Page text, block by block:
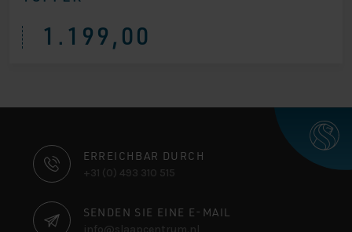
1.199,00
KONTAKTINFORMATIONEN
ERREICHBAR DURCH
+31 (0) 493 310 515
SENDEN SIE EINE E-MAIL
info@slaapcentrum.nl